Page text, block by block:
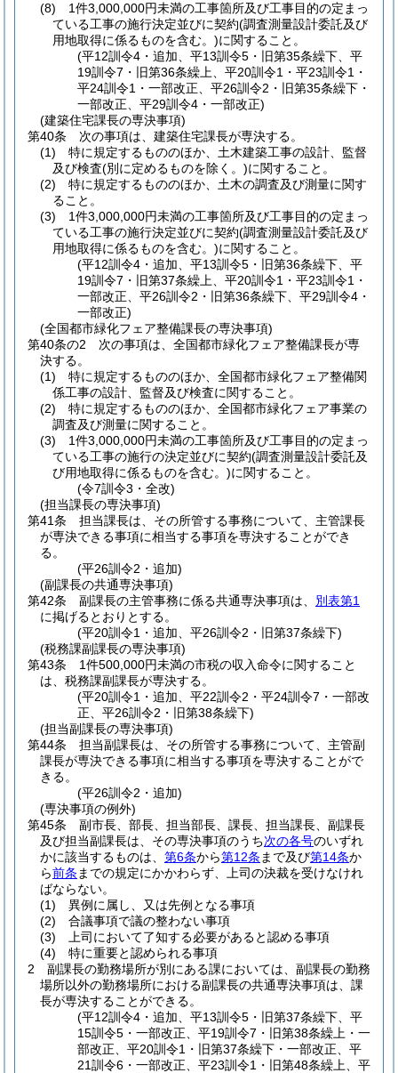
(8)
1件3,000,000円未満の工事箇所及び工事目的の定まっ
ている工事の施行決定並びに契約(調査測量設計委託及び
用地取得に係るものを含む。)に関すること。
(平12訓令4・追加、平13訓令5・旧第35条繰下、平
19訓令7・旧第36条繰上、平20訓令1・平23訓令1・
平24訓令1・一部改正、平26訓令2・旧第35条繰下・
一部改正、平29訓令4・一部改正)
(建築住宅課長の専決事項)
第40条
次の事項は、建築住宅課長が専決する。
(1)
特に規定するもののほか、土木建築工事の設計、監督
及び検査(別に定めるものを除く。)に関すること。
(2)
特に規定するもののほか、土木の調査及び測量に関す
ること。
(3)
1件3,000,000円未満の工事箇所及び工事目的の定まっ
ている工事の施行決定並びに契約(調査測量設計委託及び
用地取得に係るものを含む。)に関すること。
(平12訓令4・追加、平13訓令5・旧第36条繰下、平
19訓令7・旧第37条繰上、平20訓令1・平23訓令1・
一部改正、平26訓令2・旧第36条繰下、平29訓令4・
一部改正)
(全国都市緑化フェア整備課長の専決事項)
第40条の2
次の事項は、全国都市緑化フェア整備課長が専
決する。
(1)
特に規定するもののほか、全国都市緑化フェア整備関
係工事の設計、監督及び検査に関すること。
(2)
特に規定するもののほか、全国都市緑化フェア事業の
調査及び測量に関すること。
(3)
1件3,000,000円未満の工事箇所及び工事目的の定まっ
ている工事の施行の決定並びに契約(調査測量設計委託及
び用地取得に係るものを含む。)に関すること。
(令7訓令3・全改)
(担当課長の専決事項)
第41条
担当課長は、その所管する事務について、主管課長
が専決できる事項に相当する事項を専決することができ
る。
(平26訓令2・追加)
(副課長の共通専決事項)
第42条
副課長の主管事務に係る共通専決事項は、 別表第1
に掲げるとおりとする。
(平20訓令1・追加、平26訓令2・旧第37条繰下)
(税務課副課長の専決事項)
第43条
1件500,000円未満の市税の収入命令に関すること
は、税務課副課長が専決する。
(平20訓令1・追加、平22訓令2・平24訓令7・一部改
正、平26訓令2・旧第38条繰下)
(担当副課長の専決事項)
第44条
担当副課長は、その所管する事務について、主管副
課長が専決できる事項に相当する事項を専決することがで
きる。
(平26訓令2・追加)
(専決事項の例外)
第45条
副市長、部長、担当部長、課長、担当課長、副課長
及び担当副課長は、その専決事項のうち次の各号のいずれ
かに該当するものは、 第6条から第12条 まで及び第14条か
ら前条 までの規定にかかわらず、上司の決裁を受けなけれ
ばならない。
(1)
異例に属し、又は先例となる事項
(2)
合議事項で議の整わない事項
(3)
上司において了知する必要があると認める事項
(4)
特に重要と認められる事項
2
副課長の勤務場所が別にある課においては、副課長の勤務
場所以外の勤務場所における副課長の共通専決事項は、課
長が専決することができる。
(平12訓令4・追加、平13訓令5・旧第37条繰下、平
15訓令5・一部改正、平19訓令7・旧第38条繰上・一
部改正、平20訓令1・旧第37条繰下・一部改正、平
21訓令6・一部改正、平23訓令1・旧第48条繰上、平